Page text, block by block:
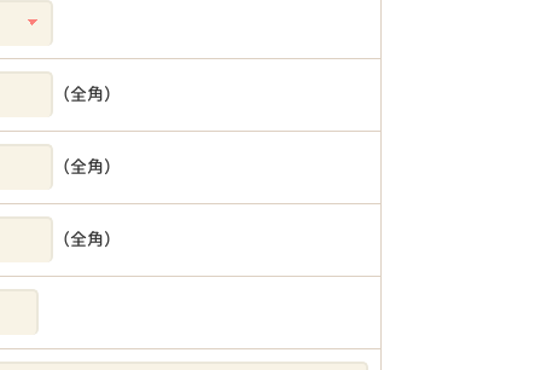
（全角）
（全角）
（全角）